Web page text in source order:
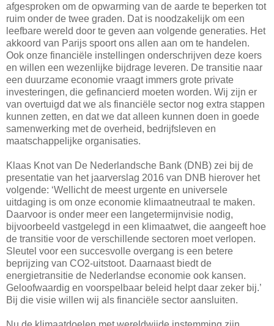
afgesproken om de opwarming van de aarde te beperken tot
ruim onder de twee graden. Dat is noodzakelijk om een
leefbare wereld door te geven aan volgende generaties. Het
akkoord van Parijs spoort ons allen aan om te handelen.
Ook onze financiële instellingen onderschrijven deze koers
en willen een wezenlijke bijdrage leveren. De transitie naar
een duurzame economie vraagt immers grote private
investeringen, die gefinancierd moeten worden. Wij zijn er
van overtuigd dat we als financiële sector nog extra stappen
kunnen zetten, en dat we dat alleen kunnen doen in goede
samenwerking met de overheid, bedrijfsleven en
maatschappelijke organisaties.
Klaas Knot van De Nederlandsche Bank (DNB) zei bij de
presentatie van het jaarverslag 2016 van DNB hierover het
volgende: ‘Wellicht de meest urgente en universele
uitdaging is om onze economie klimaatneutraal te maken.
Daarvoor is onder meer een langetermijnvisie nodig,
bijvoorbeeld vastgelegd in een klimaatwet, die aangeeft hoe
de transitie voor de verschillende sectoren moet verlopen.
Sleutel voor een succesvolle overgang is een betere
beprijzing van CO2-uitstoot. Daarnaast biedt de
energietransitie de Nederlandse economie ook kansen.
Geloofwaardig en voorspelbaar beleid helpt daar zeker bij.’
Bij die visie willen wij als financiële sector aansluiten.